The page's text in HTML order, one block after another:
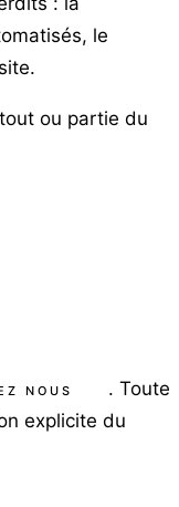
le
ou partie du
NOUS
. Toute
explicite du